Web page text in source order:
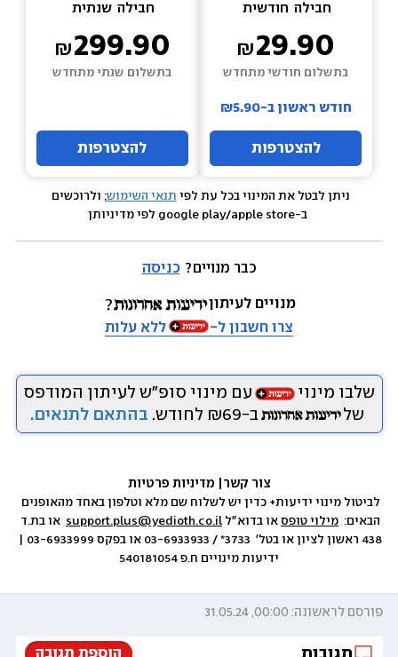
חבילה חודשית
29.90
בתשלום חודשי מתחדש
חודש ראשון ב-₪5.90
להצטרפות
חבילה שנתית
299.90
בתשלום שנתי מתחדש
להצטרפות
ניתן לבטל את המינוי בכל עת לפי תנאי השימוש; ולרוכשים
כבר מנויים? כניסה
מנויים לעיתון
צרו חשבון ל-
ללא עלות
שלבו מינוי
עם מינוי סופ״ש לעיתון המודפס
של
ב-₪69 לחודש. בהתאם לתנאים.
צור קשר
הבאים: מילוי טופס או בדוא״ל support.plus@yedioth.co.il
ידיעות מינויים ח.פ 540181054
פורסם לראשונה: 00:00, 31.05.24
הוספת תגובה תגובות